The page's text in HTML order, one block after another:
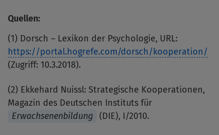
Quellen:
(1) Dorsch – Lexikon der Psychologie, URL:
https://portal.hogrefe.com/dorsch/kooperation/
(Zugriff: 10.3.2018).
(2) Ekkehard Nuissl: Strategische Kooperationen,
Magazin des Deutschen Instituts für
Erwachsenenbildung (DIE), I/2010.